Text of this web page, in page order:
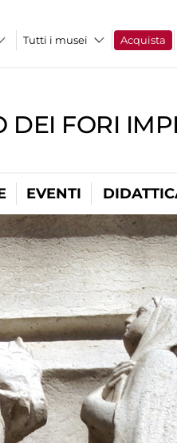
Tutti i musei Acquista
DEI FORI
EVENTI